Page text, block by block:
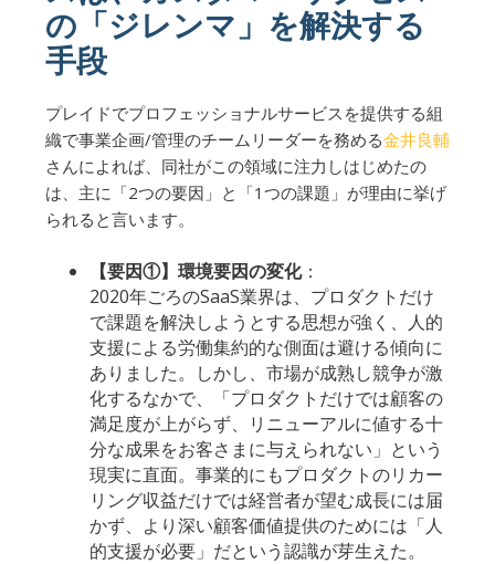
の「ジレンマ」を解決する
手段
プレイドでプロフェッショナルサービスを提供する組
織で事業企画/管理のチームリーダーを務める金井良輔
さんによれば、同社がこの領域に注力しはじめたの
は、主に「2つの要因」と「1つの課題」が理由に挙げ
られると言います。
【要因①】環境要因の変化：
2020年ごろのSaaS業界は、プロダクトだけ
で課題を解決しようとする思想が強く、人的
支援による労働集約的な側面は避ける傾向に
ありました。しかし、市場が成熟し競争が激
化するなかで、「プロダクトだけでは顧客の
満足度が上がらず、リニューアルに値する十
分な成果をお客さまに与えられない」という
現実に直面。事業的にもプロダクトのリカー
リング収益だけでは経営者が望む成長には届
かず、より深い顧客価値提供のためには「人
的支援が必要」だという認識が芽生えた。